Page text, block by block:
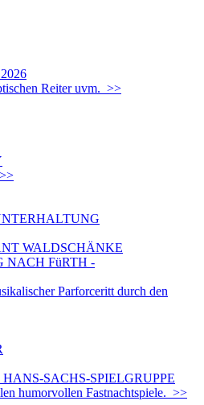
Reiter uvm. >>
WALDSCHÄNKE
NACH FüRTH -
Parforceritt durch den
SACHS-SPIELGRUPPE
humorvollen Fastnachtspiele. >>